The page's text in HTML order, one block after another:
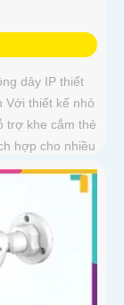
dây IP thiết
Với thiết kế nhỏ
trợ khe cắm thẻ
hợp cho nhiều